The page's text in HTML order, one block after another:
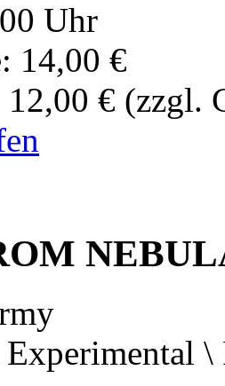
Uhr
14,00 €
€ (zzgl.
\